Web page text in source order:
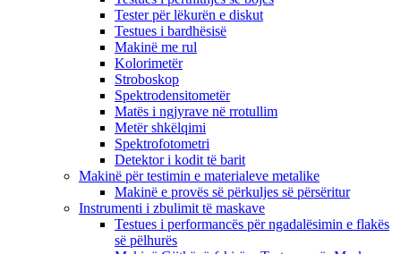
Tester për lëkurën e diskut
Testues i bardhësisë
Makinë me rul
Kolorimetër
Stroboskop
Spektrodensitometër
Matës i ngjyrave në rrotullim
Metër shkëlqimi
Spektrofotometri
Detektor i kodit të barit
Makinë për testimin e materialeve metalike
Makinë e provës së përkuljes së përsëritur
Instrumenti i zbulimit të maskave
Testues i performancës për ngadalësimin e flakës
së pëlhurës